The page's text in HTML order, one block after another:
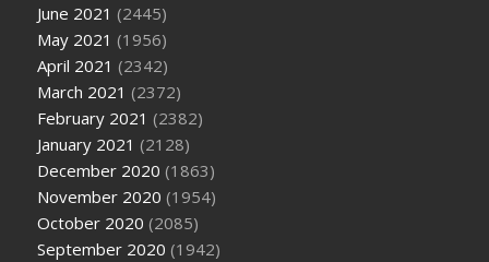
June 2021 (2445)
May 2021 (1956)
April 2021 (2342)
March 2021 (2372)
February 2021 (2382)
January 2021 (2128)
December 2020 (1863)
November 2020 (1954)
October 2020 (2085)
September 2020 (1942)